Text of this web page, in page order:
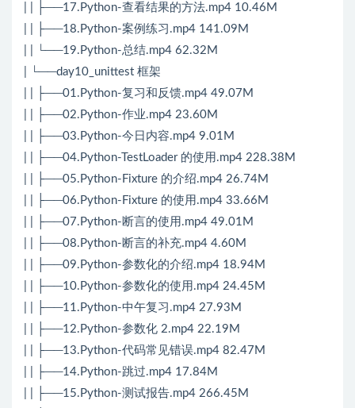
| | ├──17.Python-查看结果的方法.mp4 10.46M
| | ├──18.Python-案例练习.mp4 141.09M
| | └──19.Python-总结.mp4 62.32M
| └──day10_unittest 框架
| | ├──01.Python-复习和反馈.mp4 49.07M
| | ├──02.Python-作业.mp4 23.60M
| | ├──03.Python-今日内容.mp4 9.01M
| | ├──04.Python-TestLoader 的使用.mp4 228.38M
| | ├──05.Python-Fixture 的介绍.mp4 26.74M
| | ├──06.Python-Fixture 的使用.mp4 33.66M
| | ├──07.Python-断言的使用.mp4 49.01M
| | ├──08.Python-断言的补充.mp4 4.60M
| | ├──09.Python-参数化的介绍.mp4 18.94M
| | ├──10.Python-参数化的使用.mp4 24.45M
| | ├──11.Python-中午复习.mp4 27.93M
| | ├──12.Python-参数化 2.mp4 22.19M
| | ├──13.Python-代码常见错误.mp4 82.47M
| | ├──14.Python-跳过.mp4 17.84M
| | ├──15.Python-测试报告.mp4 266.45M